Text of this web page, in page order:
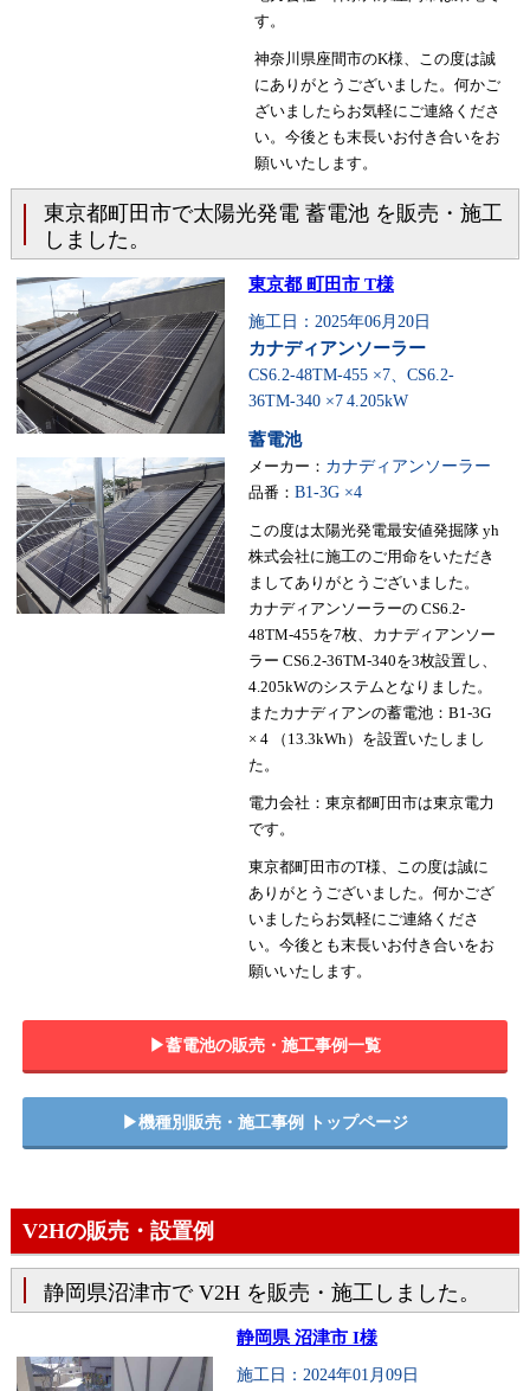
す。
神奈川県座間市のK様、この度は誠
にありがとうございました。何かご
ざいましたらお気軽にご連絡くださ
い。今後とも末長いお付き合いをお
願いいたします。
東京都町田市で太陽光発電 蓄電池 を販売・施工
しました。
東京都 町田市 T様
施工日：2025年06月20日
カナディアンソーラー
CS6.2-48TM-455 ×7、CS6.2-
36TM-340 ×7 4.205kW
蓄電池
メーカー： カナディアンソーラー
品番： B1-3G ×4
この度は太陽光発電最安値発掘隊 yh
株式会社に施工のご用命をいただき
ましてありがとうございました。
カナディアンソーラーの CS6.2-
48TM-455を7枚、カナディアンソー
ラー CS6.2-36TM-340を3枚設置し、
4.205kWのシステムとなりました。
またカナディアンの蓄電池：B1-3G
× 4 （13.3kWh）を設置いたしまし
た。
電力会社：東京都町田市は東京電力
です。
東京都町田市のT様、この度は誠に
ありがとうございました。何かござ
いましたらお気軽にご連絡くださ
い。今後とも末長いお付き合いをお
願いいたします。
▶︎蓄電池の販売・施工事例一覧
▶︎機種別販売・施工事例 トップページ
V2Hの販売・設置例
静岡県沼津市で V2H を販売・施工しました。
静岡県 沼津市 I様
施工日：2024年01月09日